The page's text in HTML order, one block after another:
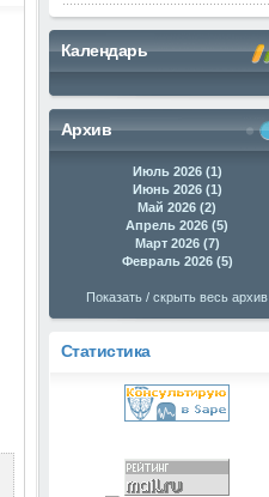
Календарь
Архив
Июль 2026 (1)
Июнь 2026 (1)
Май 2026 (2)
Апрель 2026 (5)
Март 2026 (7)
Февраль 2026 (5)
Показать / скрыть весь архив
Статистика